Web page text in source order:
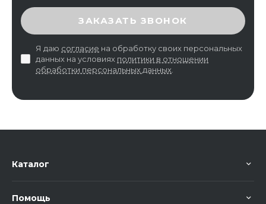
ВВЕДИТЕ ПРОВЕРОЧНЫЙ КОД
ЗАКАЗАТЬ ЗВОНОК
Я даю согласие на обработку своих персональных
данных на условиях политики в отношении
обработки персональных данных
Каталог
Помощь